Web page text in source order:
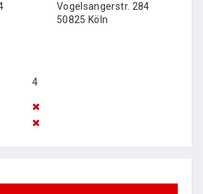
4
Vogelsangerstr. 284
50825 Köln